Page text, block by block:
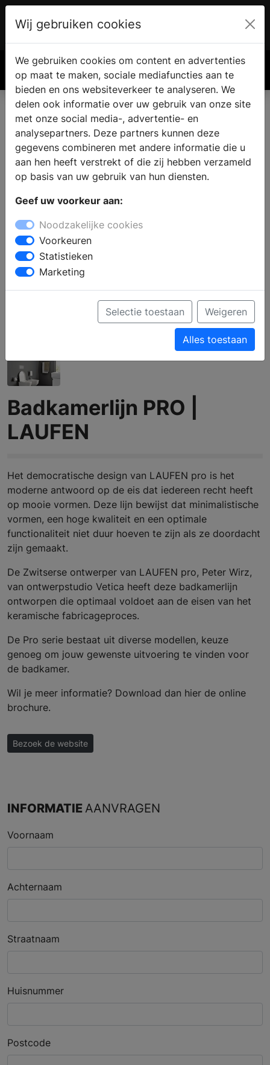
€ 0.00
Badkamerlijn PRO |
LAUFEN
Het democratische design van LAUFEN pro is het
moderne antwoord op de eis dat iedereen recht heeft
op mooie vormen. Deze lijn bewijst dat minimalistische
vormen, een hoge kwaliteit en een optimale
functionaliteit niet duur hoeven te zijn als ze doordacht
zijn gemaakt.
De Zwitserse ontwerper van LAUFEN pro, Peter Wirz,
van ontwerpstudio Vetica heeft deze badkamerlijn
ontworpen die optimaal voldoet aan de eisen van het
keramische fabricageproces.
De Pro serie bestaat uit diverse modellen, keuze
genoeg om jouw gewenste uitvoering te vinden voor
de badkamer.
Wil je meer informatie? Download dan hier de online
brochure.
Bezoek de website
INFORMATIEAANVRAGEN
Voornaam
Achternaam
Straatnaam
Huisnummer
Postcode
Wij gebruiken cookies
We gebruiken cookies om content en advertenties
op maat te maken, sociale mediafuncties aan te
bieden en ons websiteverkeer te analyseren. We
delen ook informatie over uw gebruik van onze site
met onze social media-, advertentie- en
analysepartners. Deze partners kunnen deze
gegevens combineren met andere informatie die u
aan hen heeft verstrekt of die zij hebben verzameld
op basis van uw gebruik van hun diensten.
Geef uw voorkeur aan:
Noodzakelijke cookies
Voorkeuren
Statistieken
Marketing
Selectie toestaan Weigeren
Alles toestaan